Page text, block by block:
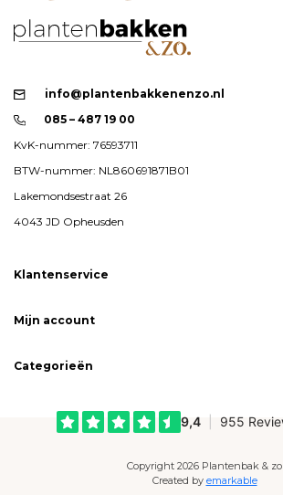
info@plantenbakkenenzo.nl
085 – 487 19 00
KvK-nummer: 76593711
BTW-nummer: NL860691871B01
Lakemondsestraat 26
4043 JD Opheusden
Klantenservice
Mijn account
Categorieën
Copyright 2026 Plantenbak & zo
Created by emarkable